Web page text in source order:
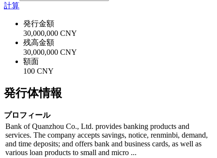
計算
発行金額
30,000,000 CNY
残高金額
30,000,000 CNY
額面
100 CNY
発行体情報
プロフィール
Bank of Quanzhou Co., Ltd. provides banking products and
services. The company accepts savings, notice, renminbi, demand,
and time deposits; and offers bank and business cards, as well as
various loan products to small and micro ...